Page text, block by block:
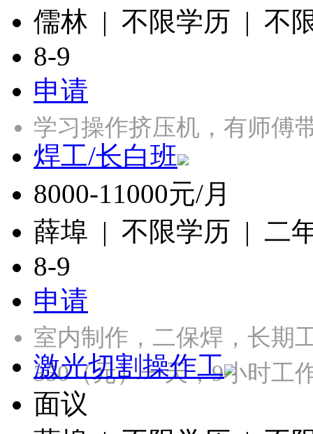
儒林 | 不限学历 | 不
8-9
申请
学习操作挤压机，有师
焊工/长白班
8000-11000元/月
薛埠 | 不限学历 | 二
8-9
申请
室内制作，二保焊，长期
350（元）一天，9小时
激光切割操作工
面议